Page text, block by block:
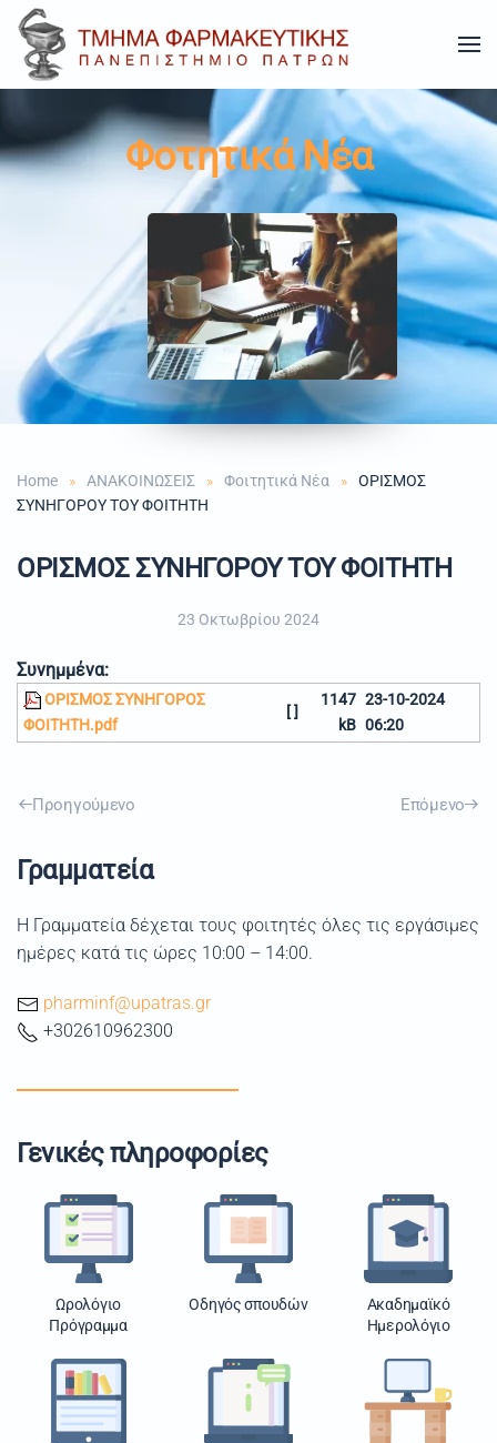
Skip to main content
Φοτητικά Νέα
Home ΑΝΑΚΟΙΝΩΣΕΙΣ Φοιτητικά Νέα
ΟΡΙΣΜΟΣ
ΣΥΝΗΓΟΡΟΥ ΤΟΥ ΦΟΙΤΗΤΗ
ΟΡΙΣΜΟΣ ΣΥΝΗΓΟΡΟΥ ΤΟΥ ΦΟΙΤΗΤΗ
23 Οκτωβρίου 2024
Συνημμένα:
ΟΡΙΣΜΟΣ ΣΥΝΗΓΟΡΟΣ
ΦΟΙΤΗΤΗ.pdf
[ ]
1147
kB
23-10-2024
06:20
Προηγούμενο Επόμενο
Γραμματεία
Η Γραμματεία δέχεται τους φοιτητές όλες τις εργάσιμες
ημέρες κατά τις ώρες 10:00 – 14:00.
pharminf@upatras.gr
+302610962300
Γενικές πληροφορίες
Ωρολόγιο
Πρόγραμμα
Οδηγός σπουδών
Ακαδημαϊκό
Ημερολόγιο